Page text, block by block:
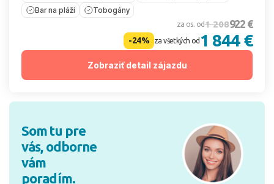
Bar na pláži
Tobogány
za os. od1 208922 €
-24% za všetkých od 1 844 €
Zobraziť detail zájazdu
Som tu pre
vás, odborne
vám
poradím.